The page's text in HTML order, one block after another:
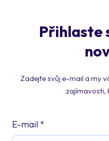
Přihlaste
Zadejte svůj e-mail a my
zajímavosti,
E-mail *